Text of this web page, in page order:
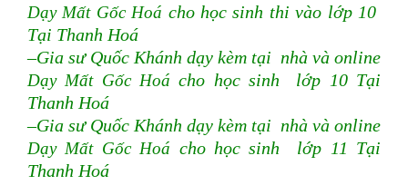
Dạy Mất Gốc Hoá cho học sinh thi vào lớp 10
Tại Thanh Hoá
–Gia sư Quốc Khánh dạy kèm tại nhà và online
Dạy Mất Gốc Hoácho học sinh lớp 10 Tại
Thanh Hoá
–Gia sư Quốc Khánh dạy kèm tại nhà và online
Dạy Mất Gốc Hoá cho học sinh lớp 11 Tại
Thanh Hoá